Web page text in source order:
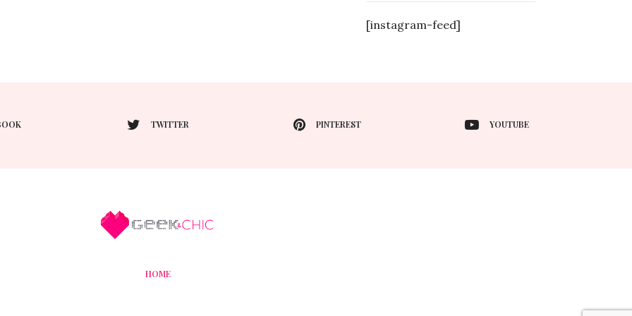
[instagram-feed]
TWITTER PINTEREST YOUTUBE
HOME